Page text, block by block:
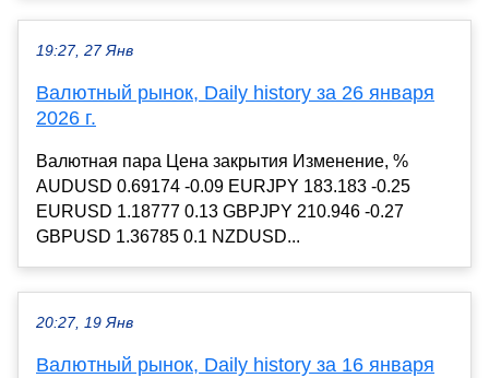
19:27, 27 Янв
Валютный рынок, Daily history за 26 января
2026 г.
Валютная пара Цена закрытия Изменение, %
AUDUSD 0.69174 -0.09 EURJPY 183.183 -0.25
EURUSD 1.18777 0.13 GBPJPY 210.946 -0.27
GBPUSD 1.36785 0.1 NZDUSD...
20:27, 19 Янв
Валютный рынок, Daily history за 16 января